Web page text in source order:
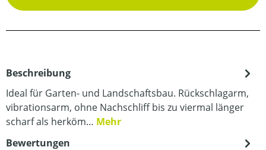
Beschreibung
Ideal für Garten- und Landschaftsbau. Rückschlagarm,
vibrationsarm, ohne Nachschliff bis zu viermal länger
scharf als herköm… Mehr
Bewertungen